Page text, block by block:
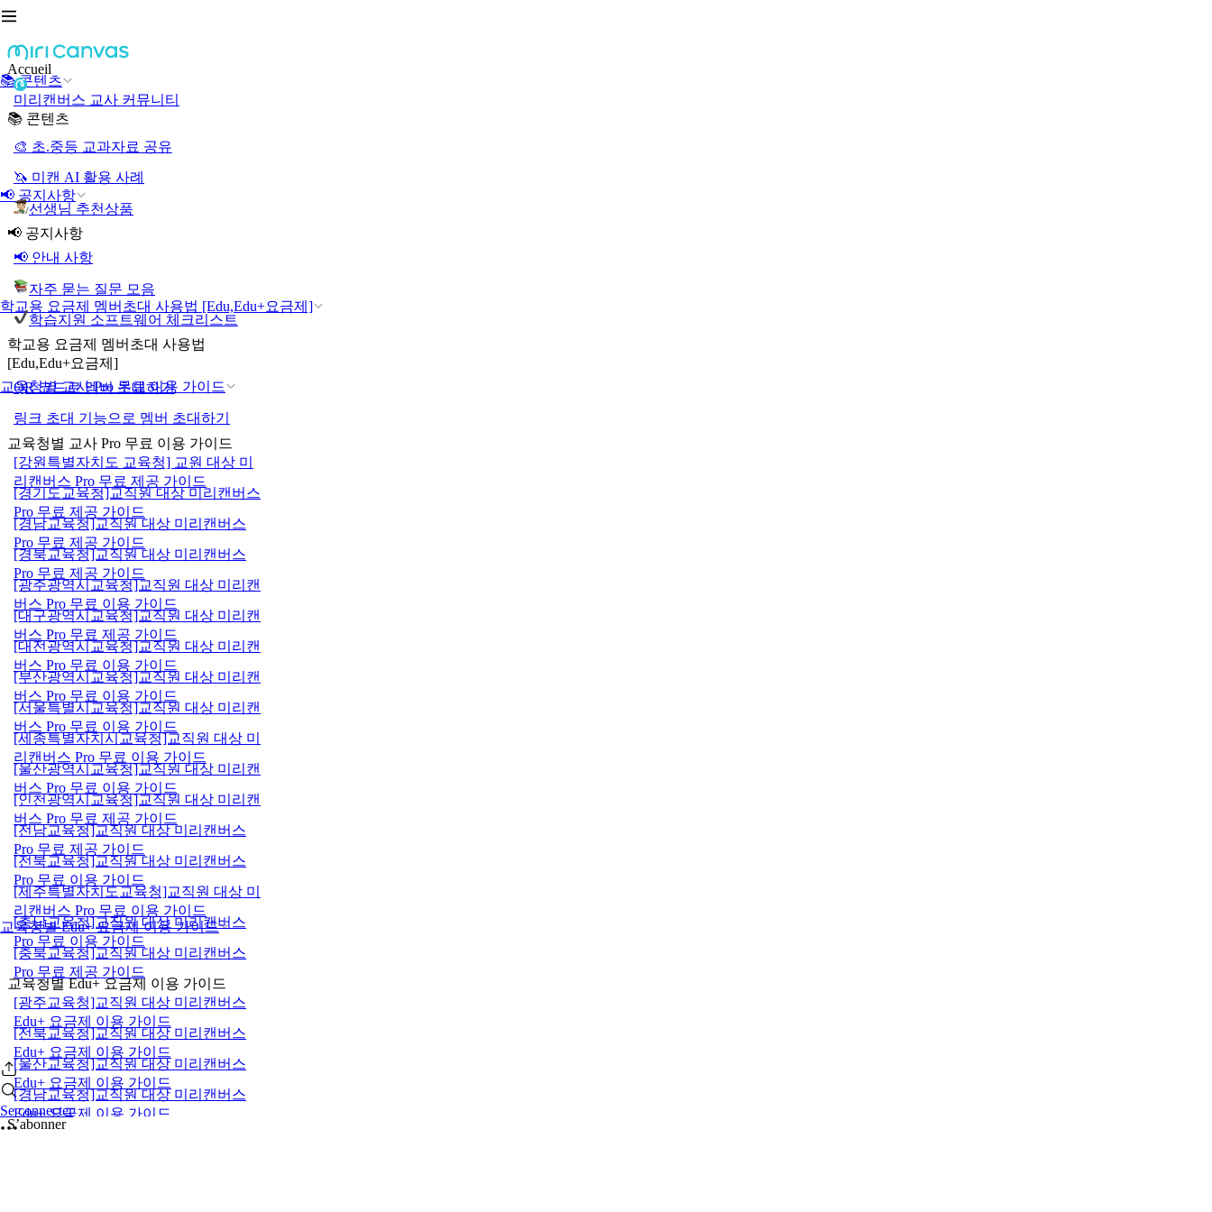
📚 콘텐츠
📢 공지사항
학교용 요금제 멤버초대 사용법 [Edu,Edu+요금제]
교육청별 교사 Pro 무료 이용 가이드
교육청별 Edu+ 요금제 이용 가이드
Se connecter
Accueil
미리캔버스 교사 커뮤니티
📚 콘텐츠
🎨 초.중등 교과자료 공유
🦄 미캔 AI 활용 사례
선생님 추천상품
📢 공지사항
📢 안내 사항
자주 묻는 질문 모음
학습지원 소프트웨어 체크리스트
학교용 요금제 멤버초대 사용법
[Edu,Edu+요금제]
QR 코드로 멤버 초대하기
링크 초대 기능으로 멤버 초대하기
교육청별 교사 Pro 무료 이용 가이드
[강원특별자치도 교육청] 교원 대상 미
리캔버스 Pro 무료 제공 가이드
[경기도교육청]교직원 대상 미리캔버스
Pro 무료 제공 가이드
[경남교육청]교직원 대상 미리캔버스
Pro 무료 제공 가이드
[경북교육청]교직원 대상 미리캔버스
Pro 무료 제공 가이드
[광주광역시교육청]교직원 대상 미리캔
버스 Pro 무료 이용 가이드
[대구광역시교육청]교직원 대상 미리캔
버스 Pro 무료 제공 가이드
[대전광역시교육청]교직원 대상 미리캔
버스 Pro 무료 이용 가이드
[부산광역시교육청]교직원 대상 미리캔
버스 Pro 무료 이용 가이드
[서울특별시교육청]교직원 대상 미리캔
버스 Pro 무료 이용 가이드
[세종특별자치시교육청]교직원 대상 미
리캔버스 Pro 무료 이용 가이드
[울산광역시교육청]교직원 대상 미리캔
버스 Pro 무료 이용 가이드
[인천광역시교육청]교직원 대상 미리캔
버스 Pro 무료 제공 가이드
[전남교육청]교직원 대상 미리캔버스
Pro 무료 제공 가이드
[전북교육청]교직원 대상 미리캔버스
Pro 무료 이용 가이드
[제주특별자치도교육청]교직원 대상 미
리캔버스 Pro 무료 이용 가이드
[충남교육청]교직원 대상 미리캔버스
Pro 무료 이용 가이드
[충북교육청]교직원 대상 미리캔버스
Pro 무료 제공 가이드
교육청별 Edu+ 요금제 이용 가이드
[광주교육청]교직원 대상 미리캔버스
Edu+ 요금제 이용 가이드
[전북교육청]교직원 대상 미리캔버스
Edu+ 요금제 이용 가이드
[울산교육청]교직원 대상 미리캔버스
Edu+ 요금제 이용 가이드
[경남교육청]교직원 대상 미리캔버스
Edu+ 요금제 이용 가이드
S’abonner